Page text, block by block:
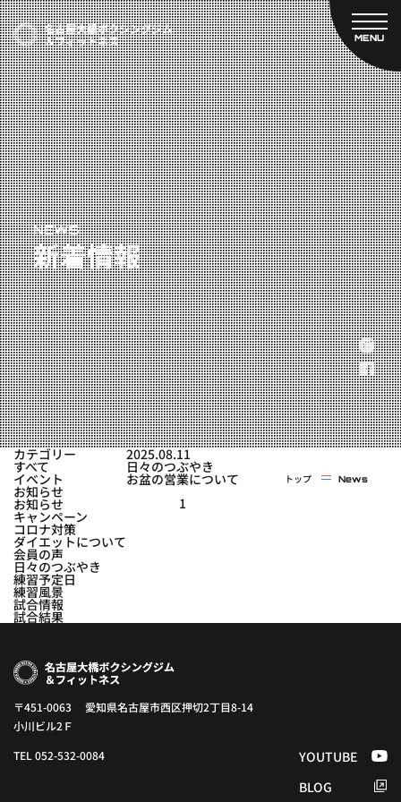
MENU
CLOSE
TOP
新着情報
ご予約
プライベートコース予約
レンタルスタジオ予約
名古屋大橋ボクシングジムについて
大橋弘政プロフィール
スタッフ紹介
料金案内
設備紹介
アクセス
営業時間
トレーナー募集
スポンサー募集
大会チケット購入
キャンペーン
実戦コース
料金システム
選手紹介
よくある質問
フィットネスコース
料金システム
ビフォーアフター
YOUTUBE BLOG
NEWS
新着情報
トップ News
カテゴリー
すべて
イベント
お知らせ
お知らせ
キャンペーン
コロナ対策
ダイエットについて
会員の声
日々のつぶやき
練習予定日
練習風景
試合情報
試合結果
2025.08.11
日々のつぶやき
お盆の営業について
1
〒451-0063 愛知県名古屋市西区押切2丁目8-14
小川ビル2Ｆ
TEL 052-532-0084
YOUTUBE
BLOG